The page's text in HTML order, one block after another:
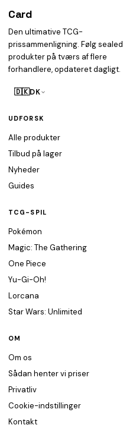
Card
Den ultimative TCG-
prissammenligning. Følg sealed
produkter på tværs af flere
forhandlere, opdateret dagligt.
🇩🇰DK
UDFORSK
Alle produkter
Tilbud på lager
Nyheder
Guides
TCG-SPIL
Pokémon
Magic: The Gathering
One Piece
Yu-Gi-Oh!
Lorcana
Star Wars: Unlimited
OM
Om os
Sådan henter vi priser
Privatliv
Cookie-indstillinger
Kontakt